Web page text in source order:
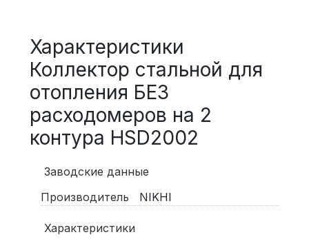
Характеристики
Коллектор стальной для
отопления БЕЗ
расходомеров на 2
контура HSD2002
Заводские данные
Производитель
NIKHI
Характеристики